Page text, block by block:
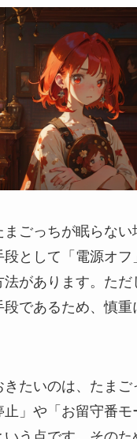
まごっちが眠らない
段として「電源オフ
法があります。ただ
段であるため、慎
きたいのは、たまご
止」や「お留守番モ